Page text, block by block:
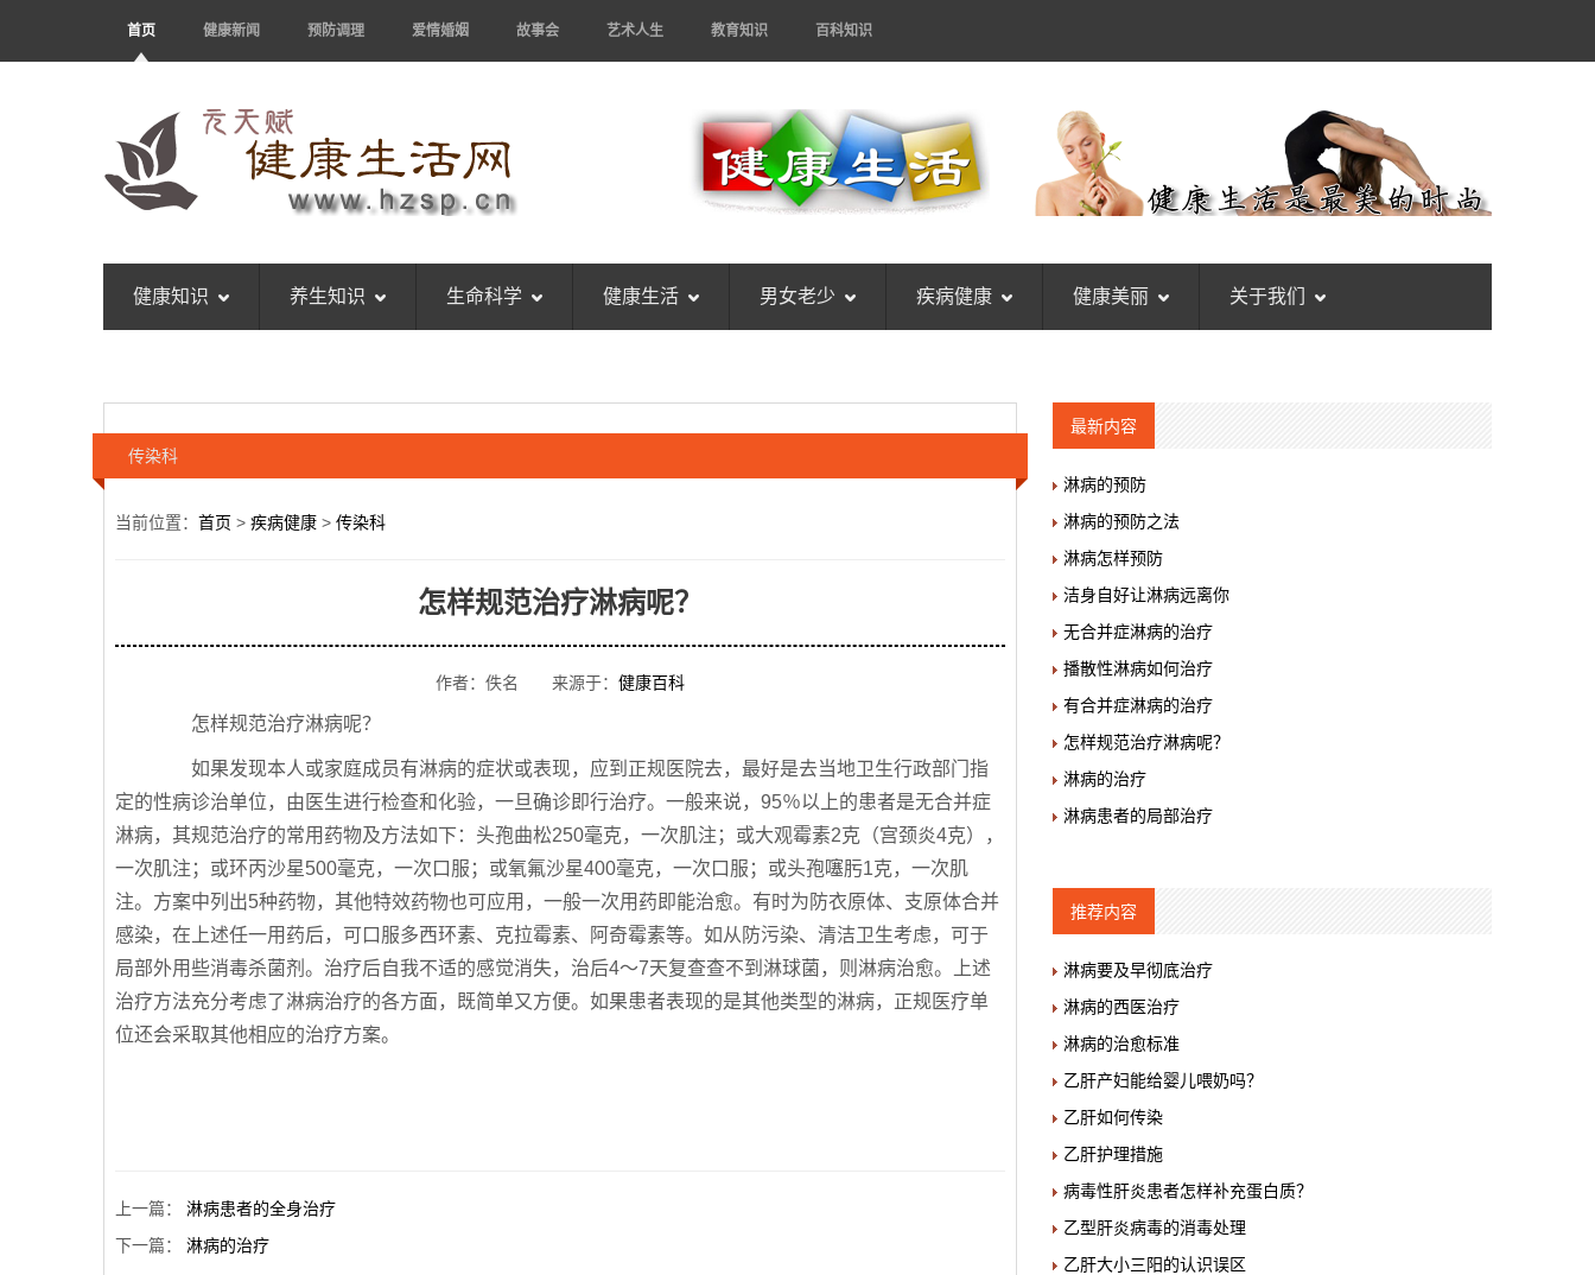
首页 健康新闻 预防调理 爱情婚姻 故事会 艺术人生 教育知识 百科知识
健康知识 养生知识 生命科学 健康生活 男女老少 疾病健康 健康美丽 关于我们
传染科
当前位置： 首页 > 疾病健康 > 传染科
怎样规范治疗淋病呢？
作者：佚名 来源于： 健康百科
怎样规范治疗淋病呢？
如果发现本人或家庭成员有淋病的症状或表现，应到正规医院去，最好是去当地卫生行政部门指
定的性病诊治单位，由医生进行检查和化验，一旦确诊即行治疗。一般来说，95％以上的患者是无合并症
淋病，其规范治疗的常用药物及方法如下：头孢曲松250毫克，一次肌注；或大观霉素2克（宫颈炎4克），
一次肌注；或环丙沙星500毫克，一次口服；或氧氟沙星400毫克，一次口服；或头孢噻肟1克，一次肌
注。方案中列出5种药物，其他特效药物也可应用，一般一次用药即能治愈。有时为防衣原体、支原体合并
感染，在上述任一用药后，可口服多西环素、克拉霉素、阿奇霉素等。如从防污染、清洁卫生考虑，可于
局部外用些消毒杀菌剂。治疗后自我不适的感觉消失，治后4～7天复查查不到淋球菌，则淋病治愈。上述
治疗方法充分考虑了淋病治疗的各方面，既简单又方便。如果患者表现的是其他类型的淋病，正规医疗单
位还会采取其他相应的治疗方案。
上一篇： 淋病患者的全身治疗
下一篇： 淋病的治疗
最新内容
淋病的预防
淋病的预防之法
淋病怎样预防
洁身自好让淋病远离你
无合并症淋病的治疗
播散性淋病如何治疗
有合并症淋病的治疗
怎样规范治疗淋病呢？
淋病的治疗
淋病患者的局部治疗
推荐内容
淋病要及早彻底治疗
淋病的西医治疗
淋病的治愈标准
乙肝产妇能给婴儿喂奶吗？
乙肝如何传染
乙肝护理措施
病毒性肝炎患者怎样补充蛋白质？
乙型肝炎病毒的消毒处理
乙肝大小三阳的认识误区